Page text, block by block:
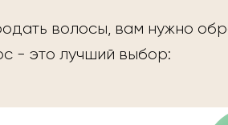
волосы, вам нужно
- это лучший выбор: